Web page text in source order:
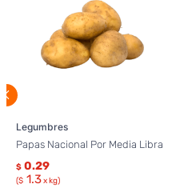
Legumbres
Papas Nacional Por Media Libra
$ 0.29
($ 1.3x kg)